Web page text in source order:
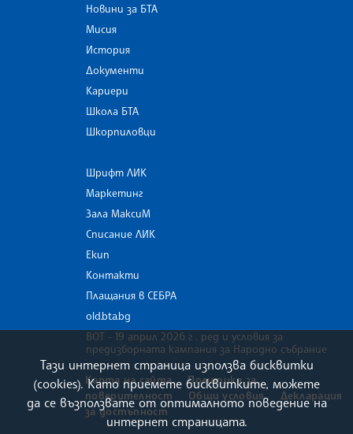
Новини за БТА
Мисия
История
Документи
Кариери
Школа БТА
Шкорпиловци
Шрифт ЛИК
Маркетинг
Зала МаксиМ
Списание ЛИК
Екип
Контакти
Плащания в СЕБРА
old.bta.bg
ВОТ - 19 април 2026 г . ред и условия за
предизборната кампания за Народно събрание
Карта на сайта
Политика за
поверителност
Общи условия
Декларация
за достъпност
Тази интернет страница използва бисквитки
(cookies). Като приемете бисквитките, можете
да се възползвате от оптималното поведение на
интернет страницата.